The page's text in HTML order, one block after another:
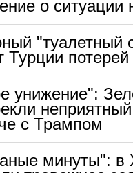
о ситуации
"туалетный
Турции потерей
унижение":
с Трампом
минуты": в